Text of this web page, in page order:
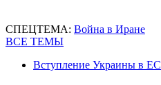
СПЕЦТЕМА: Война в Иране
ВСЕ ТЕМЫ
Вступление Украины в ЕС